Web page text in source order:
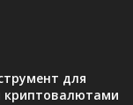
для
криптовалютами